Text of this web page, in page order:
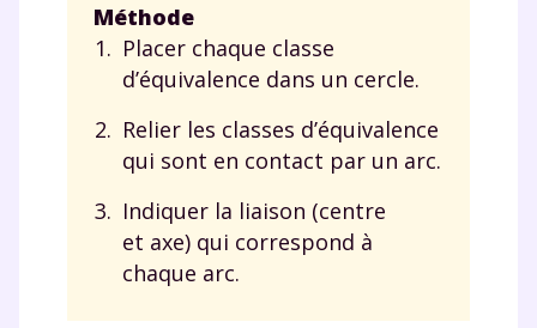
Méthode
Placer chaque classe
d’équivalence dans un cercle.
Relier les classes d’équivalence
qui sont en contact par un arc.
Indiquer la liaison (centre
et axe) qui correspond à
chaque arc.
Envie de progresser
et de réussir votre
année scolaire ?